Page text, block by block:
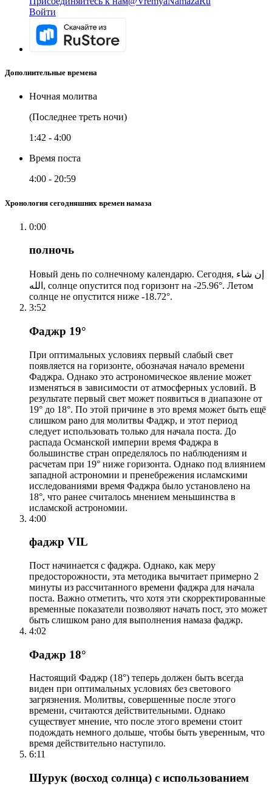
Войти
Дополнительные времена
Ночная молитва
(Последнее треть ночи)
1:42 - 4:00
Время поста
4:00 - 20:59
Хронология сегодняшних времен намаза
0:00
полночь
Новый день по солнечному календарю. Сегодня, إن شاء
الله, солнце опустится под горизонт на -25.96°. Летом
солнце не опустится ниже -18.72°.
3:52
Фаджр 19°
При оптимальных условиях первый слабый свет
появляется на горизонте, обозначая начало времени
Фаджра. Однако это астрономическое явление может
изменяться в зависимости от атмосферных условий. В
результате первый свет может появиться в диапазоне от
19° до 18°. По этой причине в это время может быть ещё
слишком рано для молитвы Фаджр, и этот период
следует использовать только для начала поста. До
распада Османской империи время Фаджра в
большинстве стран определялось по наблюдениям и
расчетам при 19° ниже горизонта. Однако под влиянием
западной астрономии и пренебрежения исламскими
исследованиями время Фаджра было установлено на
18°, что ранее считалось мнением меньшинства в
исламской астрономии.
4:00
фаджр VIL
Пост начинается с фаджра. Однако, как меру
предосторожности, эта методика вычитает примерно 2
минуты из рассчитанного времени фаджра для начала
поста. Важно отметить, что хотя эти скорректированные
временные показатели позволяют начать пост, это может
быть слишком рано для выполнения намаза фаджр.
4:02
Фаджр 18°
Настоящий Фаджр (18°) теперь должен быть всегда
виден при оптимальных условиях без светового
загрязнения. Молитвы, совершенные после этого
времени, считаются действительными. Однако
существует мнение, что после этого времени стоит
подождать немного дольше, чтобы быть уверенным, что
время действительно наступило.
6:11
Шурук (восход солнца) с использованием